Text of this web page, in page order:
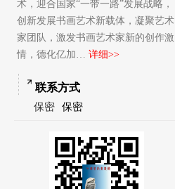
术，迎合国家“一带一路”发展战略，
创新发展书画艺术新载体，凝聚艺术
家团队，激发书画艺术家新的创作激
情，德化亿加… 详细>>
联系方式
保密 保密